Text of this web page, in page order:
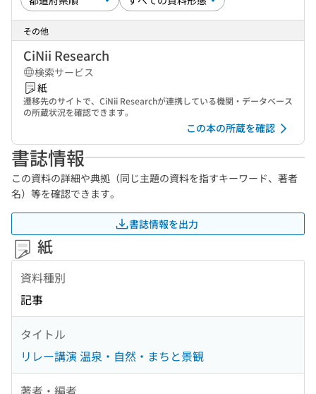
その他
CiNii Research
検索サービス
紙
遷移先のサイトで、CiNii Researchが連携している機関・データベース
の所蔵状況を確認できます。
この本の所蔵を確認
書誌情報
この資料の詳細や典拠（同じ主題の資料を指すキーワード、著者
名）等を確認できます。
書誌情報を出力
紙
資料種別
記事
タイトル
リレー講演 温泉・自然・まちと景観
著者・編者